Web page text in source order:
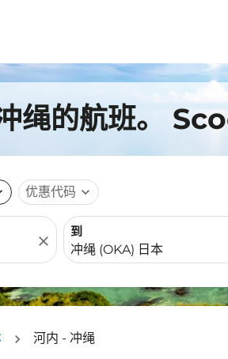
绳的航班。
优惠代码 expand_more
close
到
河内 - 冲绳